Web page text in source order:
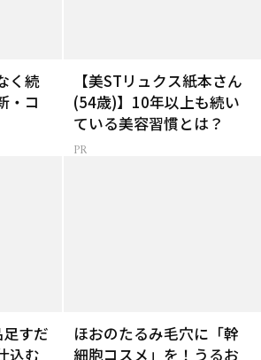
く続
・コ
【美STリュクス紙本さん
(54歳)】10年以上も続い
ている美容習慣とは？
すだ
込む
ほおのたるみ毛穴に「幹
細胞コスメ」を！うるお